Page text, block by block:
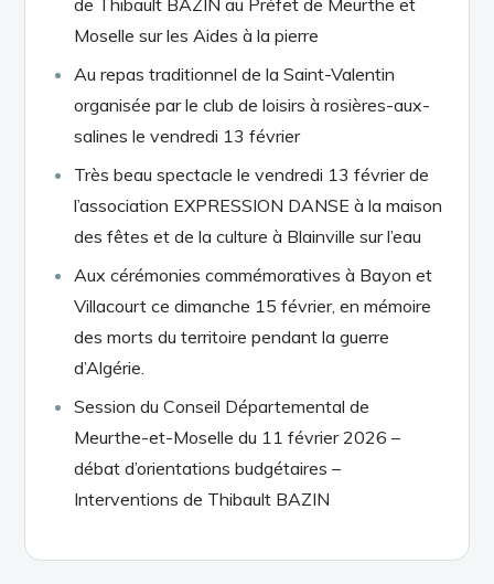
Moselle sur les Aides à la pierre
Au repas traditionnel de la Saint-Valentin
organisée par le club de loisirs à rosières-aux-
salines le vendredi 13 février
Très beau spectacle le vendredi 13 février de
l’association EXPRESSION DANSE à la maison
des fêtes et de la culture à Blainville sur l’eau
Aux cérémonies commémoratives à Bayon et
Villacourt ce dimanche 15 février, en mémoire
des morts du territoire pendant la guerre
d’Algérie.
Session du Conseil Départemental de
Meurthe-et-Moselle du 11 février 2026 –
débat d’orientations budgétaires –
Interventions de Thibault BAZIN